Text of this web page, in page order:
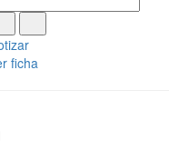
ficha